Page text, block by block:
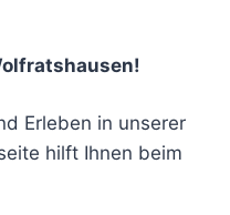
Erleben in unserer
hilft Ihnen beim